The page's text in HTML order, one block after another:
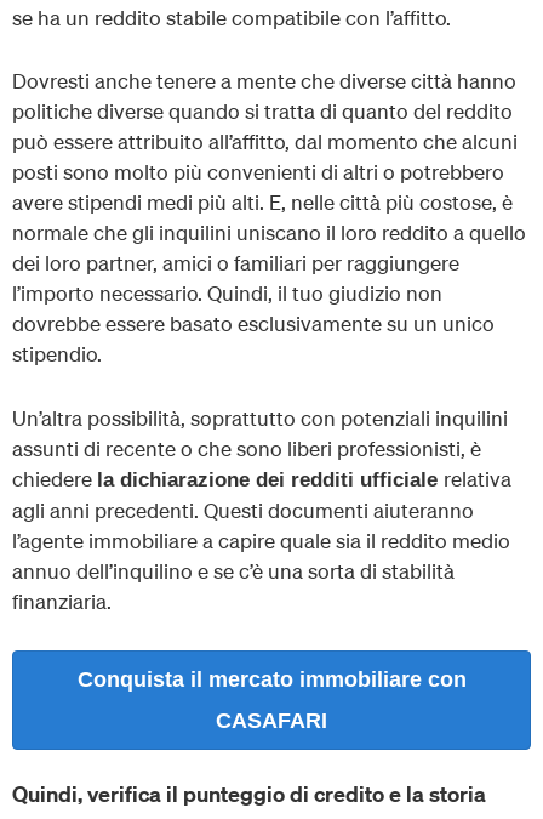
se ha un reddito stabile compatibile con l’affitto.
Dovresti anche tenere a mente che diverse città hanno
politiche diverse quando si tratta di quanto del reddito
può essere attribuito all’affitto, dal momento che alcuni
posti sono molto più convenienti di altri o potrebbero
avere stipendi medi più alti. E, nelle città più costose, è
normale che gli inquilini uniscano il loro reddito a quello
dei loro partner, amici o familiari per raggiungere
l’importo necessario. Quindi, il tuo giudizio non
dovrebbe essere basato esclusivamente su un unico
stipendio.
Un’altra possibilità, soprattutto con potenziali inquilini
assunti di recente o che sono liberi professionisti, è
chiedere la dichiarazione dei redditi ufficiale relativa
agli anni precedenti. Questi documenti aiuteranno
l’agente immobiliare a capire quale sia il reddito medio
annuo dell’inquilino e se c’è una sorta di stabilità
finanziaria.
Conquista il mercato immobiliare con
CASAFARI
Quindi, verifica il punteggio di credito e la storia